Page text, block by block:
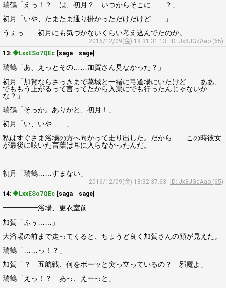
瑞鶴「えっ！？ は、初月？ いつからそこに……？」
初月「いや、たまたま通り掛かっただけだけど……」
うぇっ……初月にも気づかないくらい考え込んでたのか。
2016/12/09(金) 18:31:31.13
ID: Jx8JGdAao (65)
13: ◆LxxESo7QEc [saga sage]
瑞鶴「あ、えっとその……加賀さん見なかった？」
初月「加賀ならさっきまで葛城と一緒に弓道場にいたけど……ああ、
でももう上がるって言ってたから入渠にでも行ったんじゃないか
な？」
瑞鶴「そっか。ありがと、初月！」
初月「い、いや……」
私はすぐさま浴場の方へ向かって走り出した。だから……この時彼女
が最後に呟いた言葉は耳に入らなかったんだ。
初月「瑞鶴……すまない」
2016/12/09(金) 18:32:37.63
ID: Jx8JGdAao (65)
14: ◆LxxESo7QEc [saga sage]
━━━━━浴場、更衣室前
加賀「ふぅ……」
大浴場の前まで走ってくると、ちょうど良く加賀さんの顔が見えた。
瑞鶴「……っ！？」
加賀「？ 五航戦、何をボーッと突っ立っているの？ 邪魔よ」
瑞鶴「えっ！？ あっ、えーっと」